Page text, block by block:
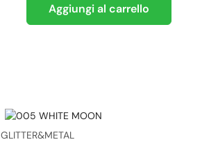
Aggiungi al carrello
GLITTER&METAL